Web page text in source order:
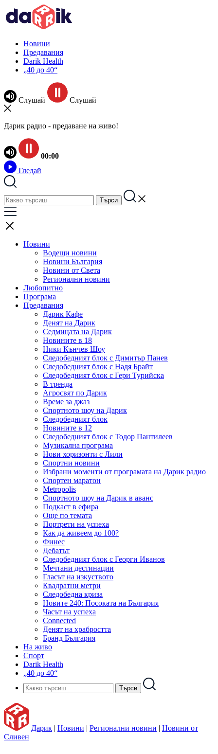
Новини
Предавания
Darik Health
„40 до 40“
Слушай Слушай
Дарик радио - предаване на живо!
00:00
Гледай
Новини
Водещи новини
Новини България
Новини от Света
Регионални новини
Любопитно
Програма
Предавания
Дарик Кафе
Денят на Дарик
Седмицата на Дарик
Новините в 18
Ники Кънчев Шоу
Следобедният блок с Димитър Панев
Следобедният блок с Надя Брайт
Следобедният блок с Гери Турийска
В тренда
Агросвят по Дарик
Време за джаз
Спортното шоу на Дарик
Следобедният блок
Новините в 12
Следобедният блок с Тодор Пантилеев
Музикална програма
Нови хоризонти с Лили
Спортни новини
Избрани моменти от програмата на Дарик радио
Спортен маратон
Metropolis
Спортното шоу на Дарик в аванс
Подкаст в ефира
Още по темата
Портрети на успеха
Как да живеем до 100?
Финес
Дебатът
Следобедният блок с Георги Иванов
Мечтани дестинации
Гласът на изкуството
Квадратни метри
Следобедна криза
Новите 240: Посоката на България
Часът на успеха
Connected
Денят на храбростта
Бранд България
На живо
Спорт
Darik Health
„40 до 40“
Дарик | Новини | Регионални новини | Новини от
Сливен